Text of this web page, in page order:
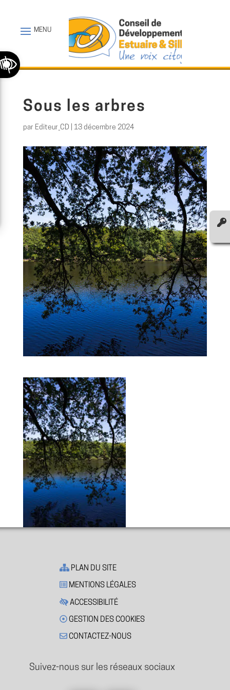
la barre d’outils
Sous les arbres
par Editeur_CD 13 décembre 2024
PLAN DU SITE
MENTIONS LÉGALES
ACCESSIBILITÉ
GESTION DES COOKIES
CONTACTEZ-NOUS
Suivez-nous sur les réseaux sociaux